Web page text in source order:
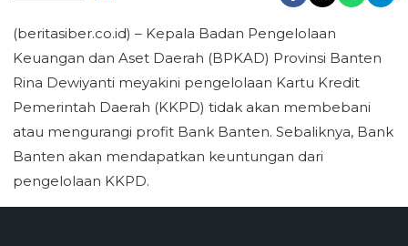
(beritasiber.co.id) – Kepala Badan Pengelolaan
Keuangan dan Aset Daerah (BPKAD) Provinsi Banten
Rina Dewiyanti meyakini pengelolaan Kartu Kredit
Pemerintah Daerah (KKPD) tidak akan membebani
atau mengurangi profit Bank Banten. Sebaliknya, Bank
Banten akan mendapatkan keuntungan dari
pengelolaan KKPD.